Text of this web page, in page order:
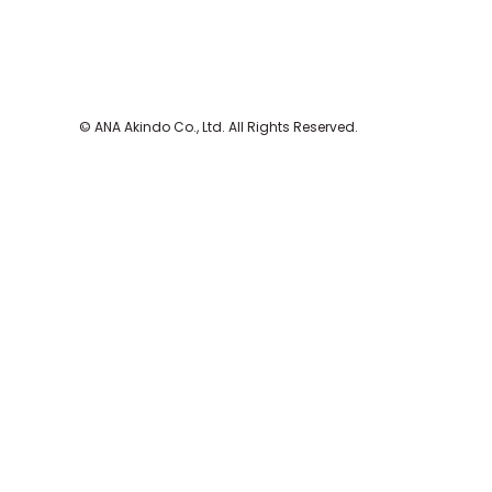
© ANA Akindo Co., Ltd. All Rights Reserved.